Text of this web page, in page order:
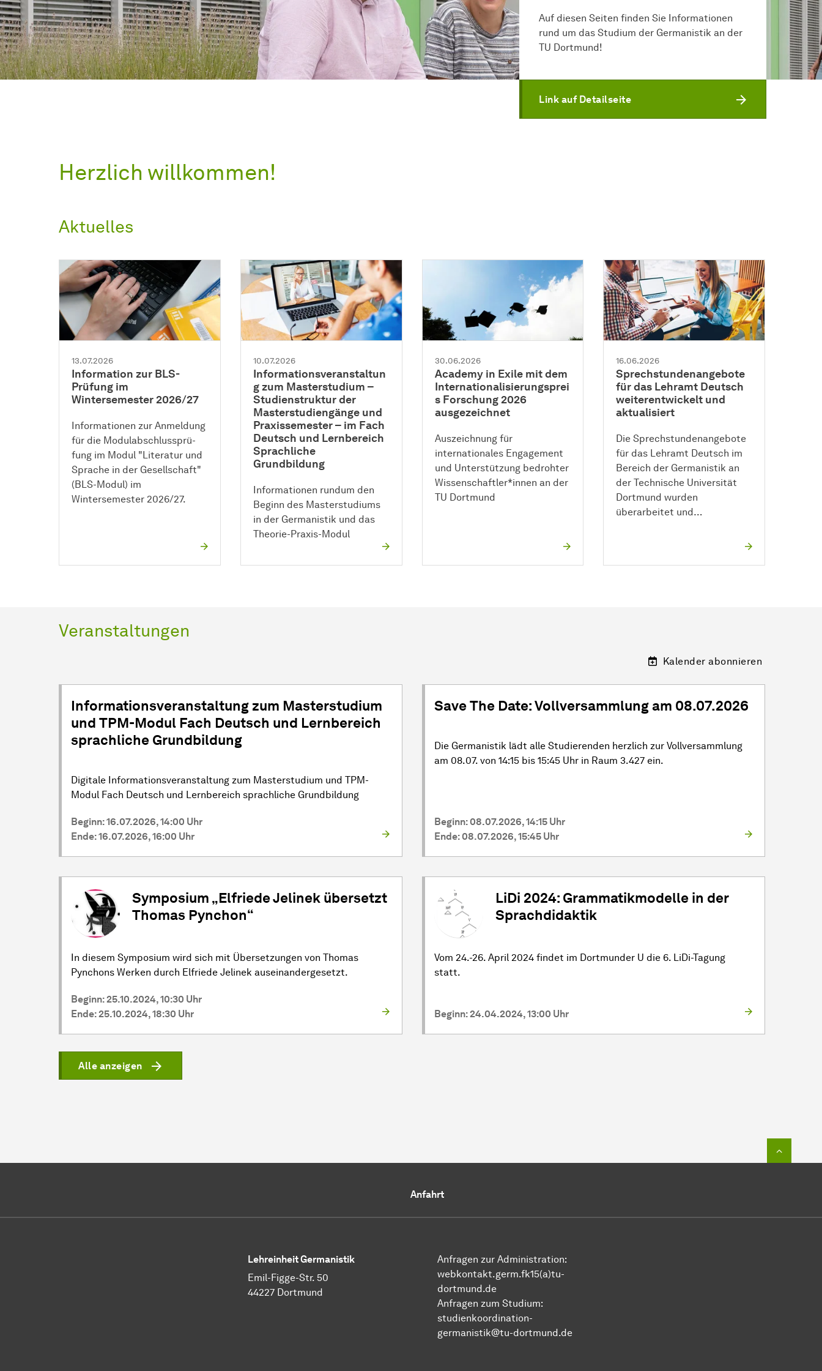
Auf diesen Seiten finden Sie Informationen
rund um das Studium der Germanistik an der
TU Dortmund!
Link auf Detailseite
Herzlich willkommen!
Aktuelles
13.07.2026
Information zur BLS-
Prüfung im
Wintersemester 2026/27
Informationen zur Anmeldung
für die Modul­ab­schluss­prü­
fung im Modul "Literatur und
Sprache in der Gesellschaft"
(BLS-Modul) im
Wintersemester 2026/27.
10.07.2026
Informationsveranstaltun
g zum Masterstudium –
Studienstruktur der
Masterstudiengänge und
Praxissemester – im Fach
Deutsch und Lernbereich
Sprachliche
Grundbildung
Informationen rundum den
Beginn des Masterstudiums
in der Germanistik und das
Theorie-Praxis-Modul
30.06.2026
Academy in Exile mit dem
Internationalisierungsprei
s Forschung 2026
ausgezeichnet
Auszeichnung für
internationales Engagement
und Unterstützung bedrohter
Wissenschaftler*innen an der
TU Dortmund
16.06.2026
Sprechstundenangebote
für das Lehramt Deutsch
weiterentwickelt und
aktualisiert
Die Sprechstundenangebote
für das Lehramt Deutsch im
Bereich der Germanistik an
der Technische Universität
Dortmund wurden
überarbeitet und…
Veranstaltungen
Kalender abonnieren
Informationsveranstaltung zum Masterstudium
und TPM-Modul Fach Deutsch und Lernbereich
sprachliche Grundbildung
Digitale Informationsveranstaltung zum Masterstudium und TPM-
Modul Fach Deutsch und Lernbereich sprachliche Grundbildung
Beginn: 16.07.2026, 14:00 Uhr
Ende: 16.07.2026, 16:00 Uhr
Save The Date: Vollversammlung am 08.07.2026
Die Germanistik lädt alle Studierenden herzlich zur Vollversammlung
am 08.07. von 14:15 bis 15:45 Uhr in Raum 3.427 ein.
Beginn: 08.07.2026, 14:15 Uhr
Ende: 08.07.2026, 15:45 Uhr
Symposium „Elfriede Jelinek übersetzt
Thomas Pynchon“
In diesem Symposium wird sich mit Übersetzungen von Thomas
Pynchons Werken durch Elfriede Jelinek auseinandergesetzt.
Beginn: 25.10.2024, 10:30 Uhr
Ende: 25.10.2024, 18:30 Uhr
LiDi 2024: Grammatikmodelle in der
Sprachdidaktik
Vom 24.-26. April 2024 findet im Dortmunder U die 6. LiDi-Tagung
statt.
Beginn: 24.04.2024, 13:00 Uhr
Alle anzeigen
Anfahrt
Lehreinheit Germanistik
Emil-Figge-Str. 50
44227 Dortmund
Anfragen zur Administration:
webkontakt.germ.fk15(a)tu-
dortmund.de
Anfragen zum Studium:
studienkoordination-
germanistik@tu-dortmund.de